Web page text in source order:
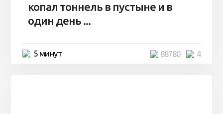
копал тоннель в пустыне и в
один день ...
5 минут 4
88780